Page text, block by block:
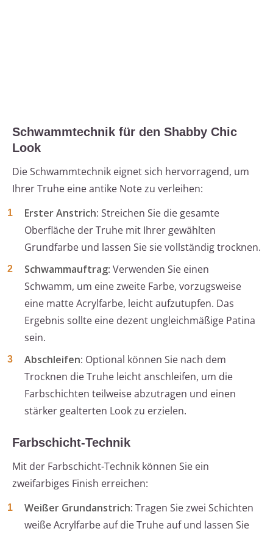
Schwammtechnik für den Shabby Chic
Look
Die Schwammtechnik eignet sich hervorragend, um
Ihrer Truhe eine antike Note zu verleihen:
Erster Anstrich: Streichen Sie die gesamte
Oberfläche der Truhe mit Ihrer gewählten
Grundfarbe und lassen Sie sie vollständig trocknen.
Schwammauftrag: Verwenden Sie einen
Schwamm, um eine zweite Farbe, vorzugsweise
eine matte Acrylfarbe, leicht aufzutupfen. Das
Ergebnis sollte eine dezent ungleichmäßige Patina
sein.
Abschleifen: Optional können Sie nach dem
Trocknen die Truhe leicht anschleifen, um die
Farbschichten teilweise abzutragen und einen
stärker gealterten Look zu erzielen.
Farbschicht-Technik
Mit der Farbschicht-Technik können Sie ein
zweifarbiges Finish erreichen:
Weißer Grundanstrich: Tragen Sie zwei Schichten
weiße Acrylfarbe auf die Truhe auf und lassen Sie